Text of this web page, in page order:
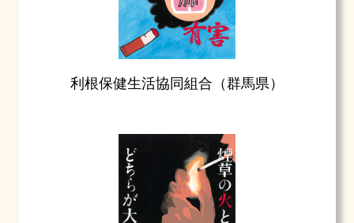
利根保健生活協同組合（群馬県）